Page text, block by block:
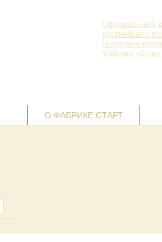
Официальный
крупнейшего
спортивно-
Фабрики
О ФАБРИКЕ СТАРТ